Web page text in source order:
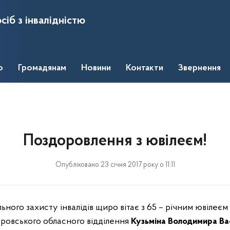
з інвалідністю
Громадянам Новини Контакти Звернення
Поздоровлення з ювілеєм!
Опубліковано 23 січня 2017 року о 11:11
захисту інвалідів щиро вітає з 65 – річним
обласного відділення Кузьміна Володимира